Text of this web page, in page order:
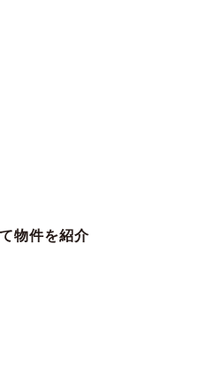
物件を紹介